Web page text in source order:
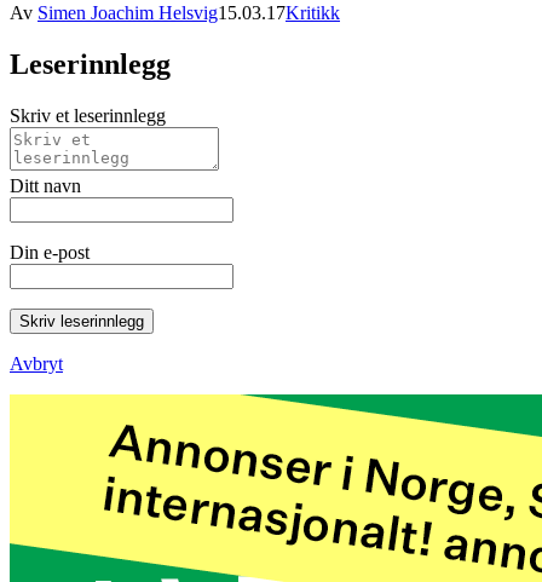
Av Simen Joachim Helsvig15.03.17Kritikk
Leserinnlegg
Skriv et leserinnlegg
Ditt navn
Din e-post
Skriv leserinnlegg
Avbryt